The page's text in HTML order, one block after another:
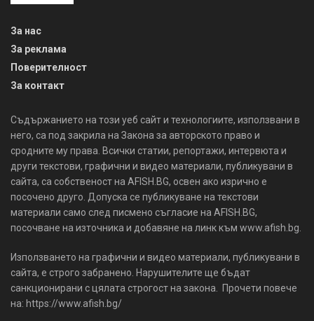
За нас
За реклама
Поверителност
За контакт
Съдържанието на този уеб сайт и технологиите, използвани в
него, са под закрила на Закона за авторското право и
сродните му права. Всички статии, репортажи, интервюта и
други текстови, графични и видео материали, публикувани в
сайта, са собственост на AFISH.BG, освен ако изрично е
посочено друго. Допуска се публикуване на текстови
материали само след писмено съгласие на AFISH.BG,
посочване на източника и добавяне на линк към www.afish.bg.
Използването на графични и видео материали, публикувани в
сайта, е строго забранено. Нарушителите ще бъдат
санкционирани с цялата строгост на закона. Прочети повече
на: https://www.afish.bg/